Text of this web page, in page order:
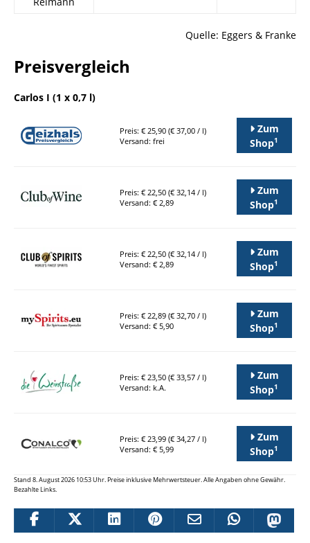
Quelle: Eggers & Franke
Preisvergleich
Carlos I (1 x 0,7 l)
Preis: € 25,90 (€ 37,00 / l)
Versand: frei
Zum
Shop1
Preis: € 22,50 (€ 32,14 / l)
Versand: € 2,89
Zum
Shop1
Preis: € 22,50 (€ 32,14 / l)
Versand: € 2,89
Zum
Shop1
Preis: € 22,89 (€ 32,70 / l)
Versand: € 5,90
Zum
Shop1
Preis: € 23,50 (€ 33,57 / l)
Versand: k.A.
Zum
Shop1
Preis: € 23,99 (€ 34,27 / l)
Versand: € 5,99
Zum
Shop1
Stand 8. August 2026 10:53 Uhr. Preise inklusive Mehrwertsteuer. Alle Angaben ohne Gewähr.
Bezahlte Links.